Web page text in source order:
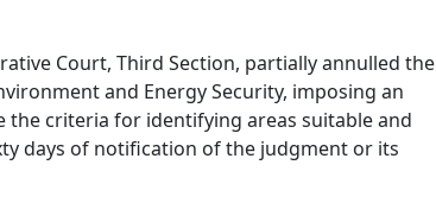
Court, Third Section, partially annulled the
and Energy Security, imposing an
criteria for identifying areas suitable and
days of notification of the judgment or its